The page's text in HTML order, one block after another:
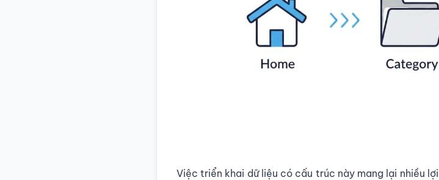
Việc triển khai dữ liệu có cấu trúc này mang lại nhiều